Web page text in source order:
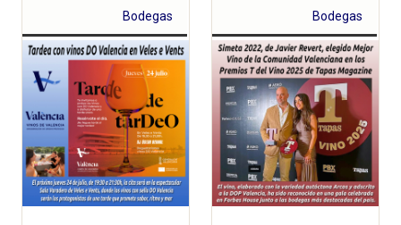
Bodegas Bodegas